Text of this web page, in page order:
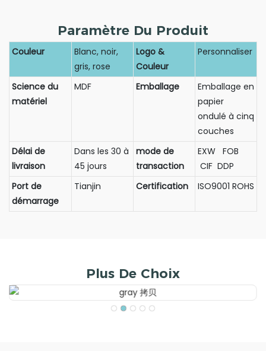
Paramètre Du Produit
Couleur
Blanc, noir,
gris, rose
Logo &
Couleur
Personnaliser
Science du
matériel
MDF Emballage
Emballage en
papier
ondulé à cinq
couches
Délai de
livraison
Dans les 30 à
45 jours
mode de
transaction
EXW FOB
CIF DDP
Port de
démarrage
Tianjin Certification ISO9001 ROHS
Plus De Choix